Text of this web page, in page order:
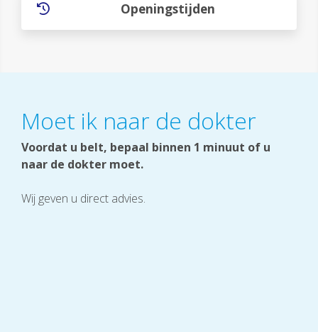
Openingstijden
Moet ik naar de dokter
Voordat u belt, bepaal binnen 1 minuut of u
naar de dokter moet.
Wij geven u direct advies.